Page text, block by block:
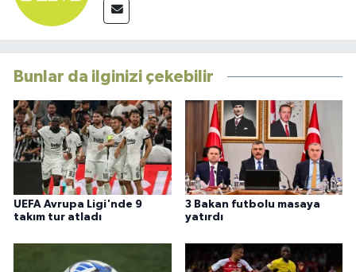
Bunlar da ilginizi çekebilir
UEFA Avrupa Ligi'nde 9
takım tur atladı
3 Bakan futbolu masaya
yatırdı